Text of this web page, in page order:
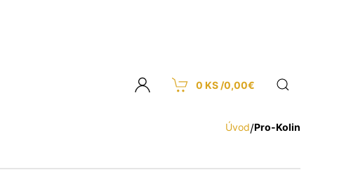
0 KS /0,00€
Úvod/Pro-Kolin